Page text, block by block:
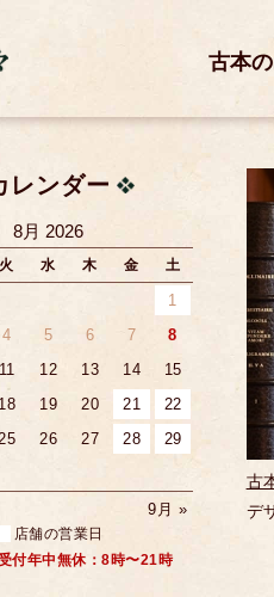
古本
古
デ
レンダー
8月 2026
火 水 木 金 土
1
4 5 6 7
8
11 12 13 14
15
18 19 20 21
22
26 27 28
29
9月 »
店舗の営業日
付年中無休：8時〜21時